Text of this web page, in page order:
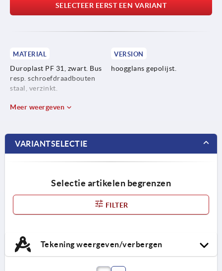
SELECTEER EERST EEN VARIANT
MATERIAL
Duroplast PF 31, zwart. Bus
resp. schroefdraadbouten
staal, verzinkt.
VERSION
hoogglans gepolijst.
Meer weergeven
VARIANTSELECTIE
Selectie artikelen begrenzen
FILTER
Tekening weergeven/verbergen